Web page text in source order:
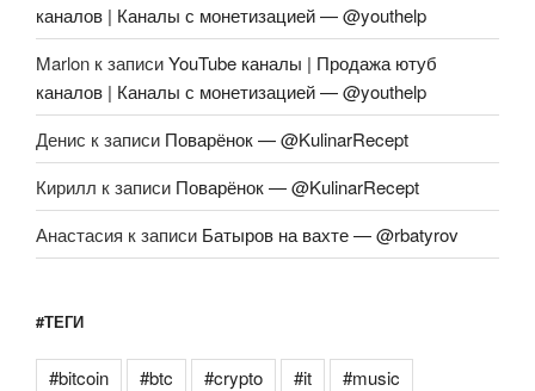
каналов | Каналы с монетизацией — @youthelp
Marlon к записиYouTube каналы | Продажа ютуб
каналов | Каналы с монетизацией — @youthelp
Денис к записи Поварёнок — @KulinarRecept
Кирилл к записи Поварёнок — @KulinarRecept
Анастасия к записи Батыров на вахте — @rbatyrov
#ТЕГИ
#bitcoin #btc #crypto #it
#music